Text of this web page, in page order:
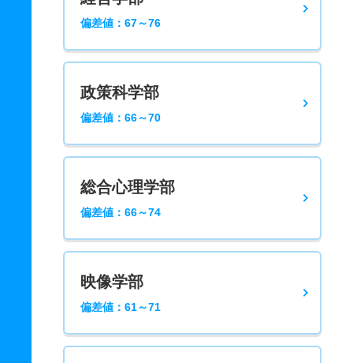
偏差値：67～76
政策科学部
偏差値：66～70
総合心理学部
偏差値：66～74
映像学部
偏差値：61～71